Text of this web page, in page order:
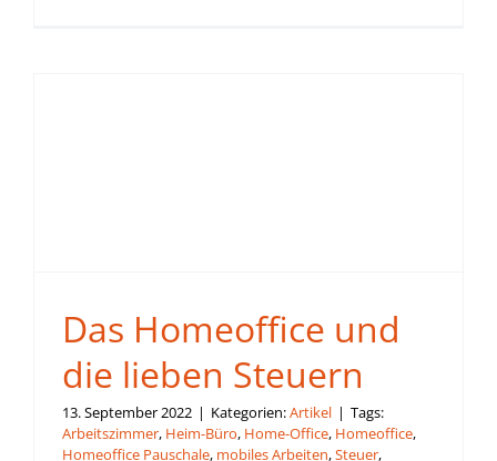
Das Homeoffice und
die lieben Steuern
13. September 2022 | Kategorien:Artikel | Tags:
Arbeitszimmer, Heim-Büro, Home-Office, Homeoffice,
Homeoffice Pauschale, mobiles Arbeiten,Steuer,